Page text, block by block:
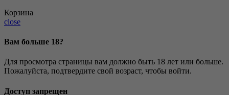
Корзина
close
Вам больше 18?
Для просмотра страницы вам должно быть 18 лет или больше.
Пожалуйста, подтвердите свой возраст, чтобы войти.
Доступ запрещен